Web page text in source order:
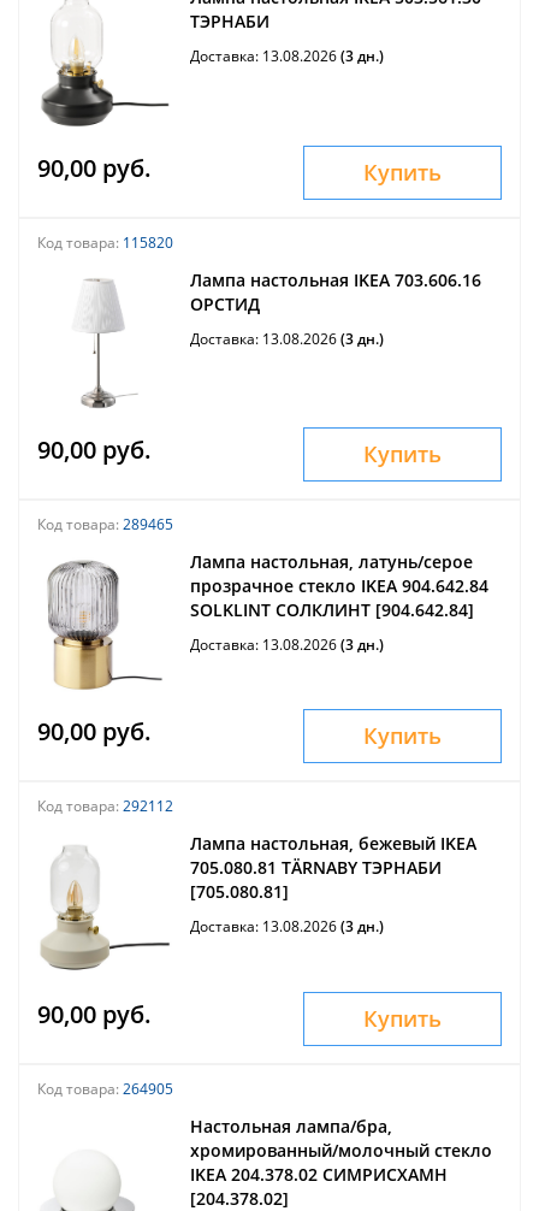
ТЭРНАБИ
Доставка: 13.08.2026(3 дн.)
90,00 руб. Купить
Код товара: 115820
Лампа настольная IKEA 703.606.16
ОРСТИД
Доставка: 13.08.2026(3 дн.)
90,00 руб. Купить
Код товара: 289465
Лампа настольная, латунь/серое
прозрачное стекло IKEA 904.642.84
SOLKLINT СОЛКЛИНТ [904.642.84]
Доставка: 13.08.2026(3 дн.)
90,00 руб. Купить
Код товара: 292112
Лампа настольная, бежевый IKEA
705.080.81 TÄRNABY ТЭРНАБИ
[705.080.81]
Доставка: 13.08.2026(3 дн.)
90,00 руб. Купить
Код товара: 264905
Настольная лампа/бра,
хромированный/молочный стекло
IKEA 204.378.02 СИМРИСХАМН
[204.378.02]